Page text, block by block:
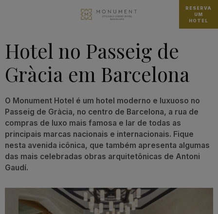
RESERVA
UM
HOTEL
Hotel no Passeig de
Gràcia em Barcelona
O Monument Hotel é um hotel moderno e luxuoso no
Passeig de Gràcia, no centro de Barcelona, a rua de
compras de luxo mais famosa e lar de todas as
principais marcas nacionais e internacionais. Fique
nesta avenida icônica, que também apresenta algumas
das mais celebradas obras arquitetônicas de Antoni
Gaudí.